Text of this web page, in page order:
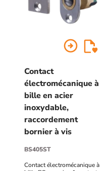
arrow_circle_right
Contact
électromécanique à
bille en acier
inoxydable,
raccordement
bornier à vis
BS405ST
Contact électromécanique à